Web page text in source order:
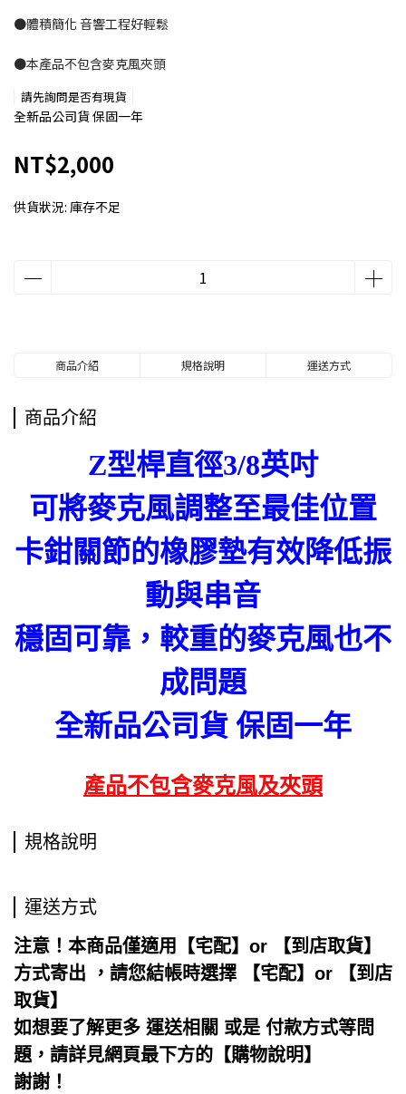
●體積簡化 音響工程好輕鬆
●本產品不包含麥克風夾頭
請先詢問是否有現貨
全新品公司貨 保固一年
NT$2,000
供貨狀況: 庫存不足
商品介紹 規格說明 運送方式
商品介紹
Z型桿直徑3/8英吋
可將麥克風調整至最佳位置
卡鉗關節的橡膠墊有效降低振
動與串音
穩固可靠，較重的麥克風也不
成問題
全新品公司貨 保固一年
產品不包含麥克風及夾頭
規格說明
運送方式
注意！本商品僅適用【宅配】or 【到店取貨】
方式寄出 ，請您結帳時選擇 【宅配】or 【到店
取貨】
如想要了解更多 運送相關 或是 付款方式等問
題，請詳見網頁最下方的【購物說明】
謝謝！